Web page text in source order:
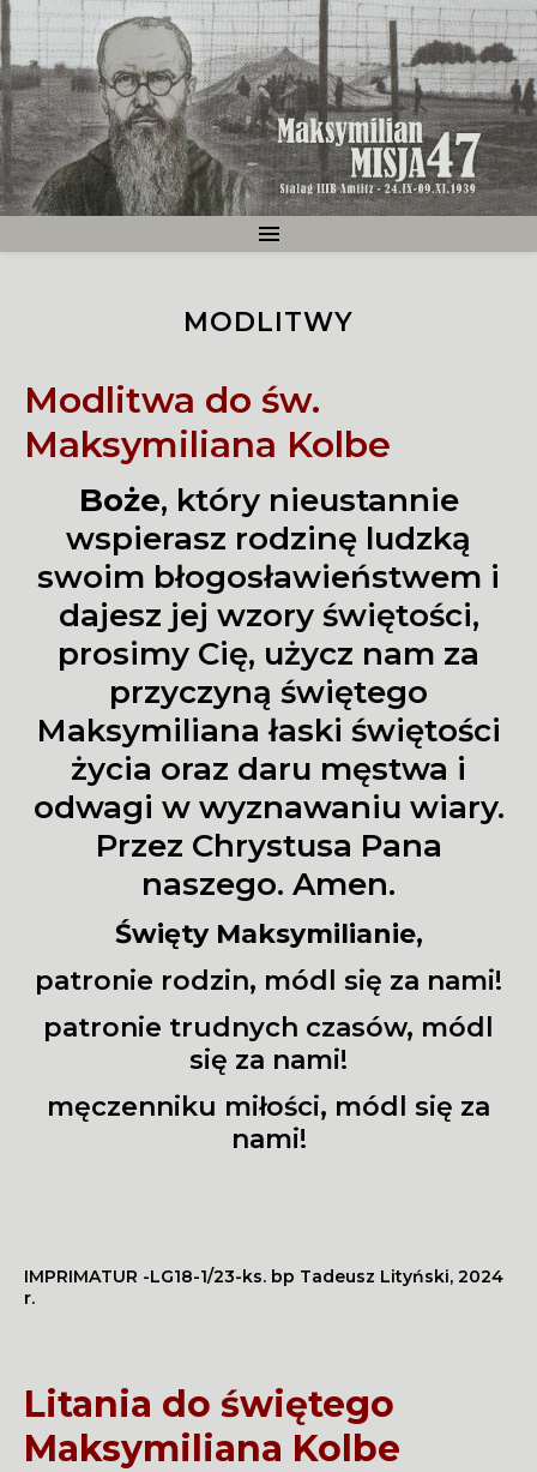
MODLITWY
Modlitwa do św.
Maksymiliana Kolbe
Boże, który nieustannie
wspierasz rodzinę ludzką
swoim błogosławieństwem i
dajesz jej wzory świętości,
prosimy Cię, użycz nam za
przyczyną świętego
Maksymiliana łaski świętości
życia oraz daru męstwa i
odwagi w wyznawaniu wiary.
Przez Chrystusa Pana
naszego. Amen.
Święty Maksymilianie,
patronie rodzin, módl się za nami!
patronie trudnych czasów, módl
się za nami!
męczenniku miłości, módl się za
nami!
IMPRIMATUR -LG18-1/23-ks. bp Tadeusz Lityński, 2024
r.
Litania do świętego
Maksymiliana Kolbe